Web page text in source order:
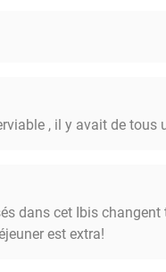
, il y avait de tous
dans cet Ibis
est extra!